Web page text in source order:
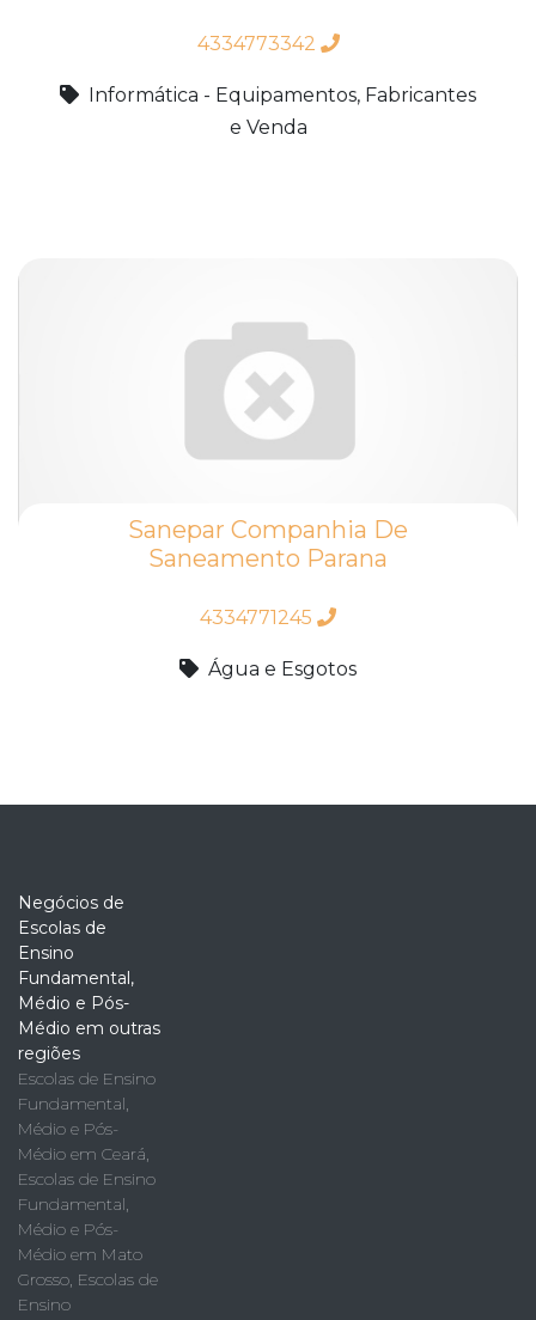
4334773342
Informática - Equipamentos, Fabricantes
e Venda
Sanepar Companhia De
Saneamento Parana
4334771245
Água e Esgotos
Negócios de
Escolas de
Ensino
Fundamental,
Médio e Pós-
Médio em outras
regiões
Escolas de Ensino
Fundamental,
Médio e Pós-
Médio em Ceará,
Escolas de Ensino
Fundamental,
Médio e Pós-
Médio em Mato
Grosso, Escolas de
Ensino